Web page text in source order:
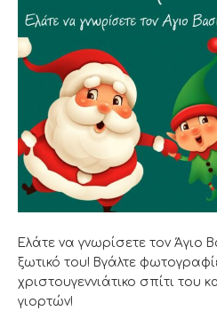
Ελάτε να γνωρίσετε τον Άγιο
ξωτικό του! Βγάλτε
χριστουγεννιάτικο σπίτι του
γιορτών!